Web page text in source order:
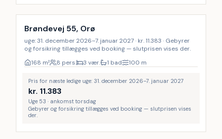
Brøndevej 55, Orø
uge: 31. december 2026–7. januar 2027 · kr. 11.383 · Gebyrer
og forsikring tillægges ved booking — slutprisen vises der.
168 m² 8 pers. 3 vær. 1 bad 100 m
Pris for næste ledige uge: 31. december 2026–7. januar 2027
kr. 11.383
Uge 53 · ankomst torsdag
Gebyrer og forsikring tillægges ved booking — slutprisen vises
der.